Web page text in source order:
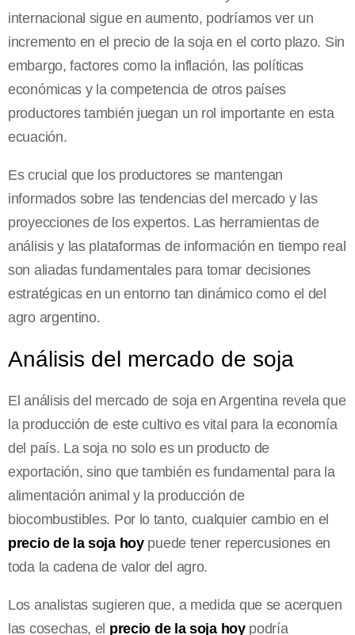
internacional sigue en aumento, podríamos ver un
incremento en el precio de la soja en el corto plazo. Sin
embargo, factores como la inflación, las políticas
económicas y la competencia de otros países
productores también juegan un rol importante en esta
ecuación.
Es crucial que los productores se mantengan
informados sobre las tendencias del mercado y las
proyecciones de los expertos. Las herramientas de
análisis y las plataformas de información en tiempo real
son aliadas fundamentales para tomar decisiones
estratégicas en un entorno tan dinámico como el del
agro argentino.
Análisis del mercado de soja
El análisis del mercado de soja en Argentina revela que
la producción de este cultivo es vital para la economía
del país. La soja no solo es un producto de
exportación, sino que también es fundamental para la
alimentación animal y la producción de
biocombustibles. Por lo tanto, cualquier cambio en el
precio de la soja hoypuede tener repercusiones en
toda la cadena de valor del agro.
Los analistas sugieren que, a medida que se acerquen
las cosechas, el precio de la soja hoypodría